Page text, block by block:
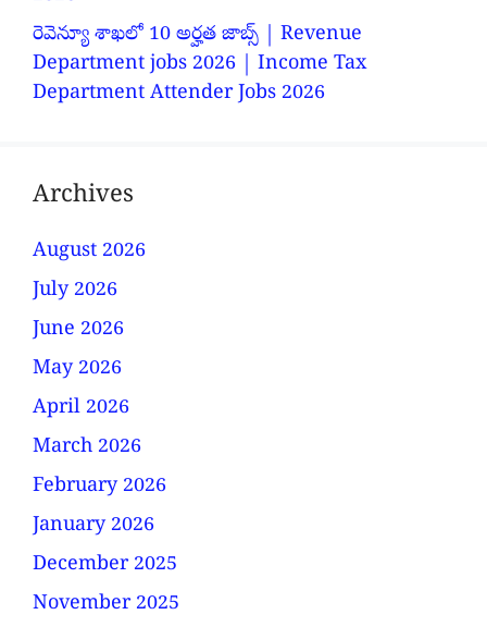
రెవెన్యూ శాఖలో 10 అర్హత జాబ్స్ | Revenue
Department jobs 2026 | Income Tax
Department Attender Jobs 2026
Archives
August 2026
July 2026
June 2026
May 2026
April 2026
March 2026
February 2026
January 2026
December 2025
November 2025